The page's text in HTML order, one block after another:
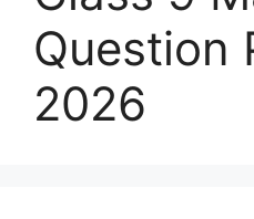
Question
2026